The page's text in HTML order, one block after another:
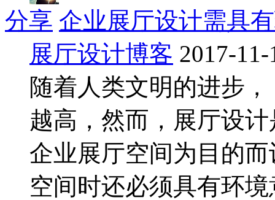
分享 企业展厅设计需具
展厅设计博客 2017-
随着人类文明的进步
越高，然而，展厅设
企业展厅空间为目的
空间时还必须具有环